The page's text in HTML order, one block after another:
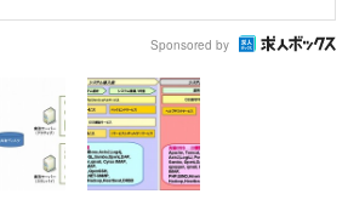
Sponsored by